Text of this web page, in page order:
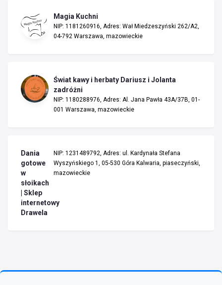
Magia Kuchni
NIP: 1181260916, Adres: Wał Miedzeszyński 262/A2,
04-792 Warszawa, mazowieckie
Świat kawy i herbaty Dariusz i Jolanta
zadróżni
NIP: 1180288976, Adres: Al. Jana Pawła 43A/37B, 01-
001 Warszawa, mazowieckie
Dania
gotowe
w
słoikach
| Sklep
internetowy
Drawela
NIP: 1231489792, Adres: ul. Kardynała Stefana
Wyszyńskiego 1, 05-530 Góra Kalwaria, piaseczyński,
mazowieckie